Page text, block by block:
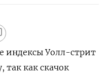
индексы Уолл-стрит
так как скачок